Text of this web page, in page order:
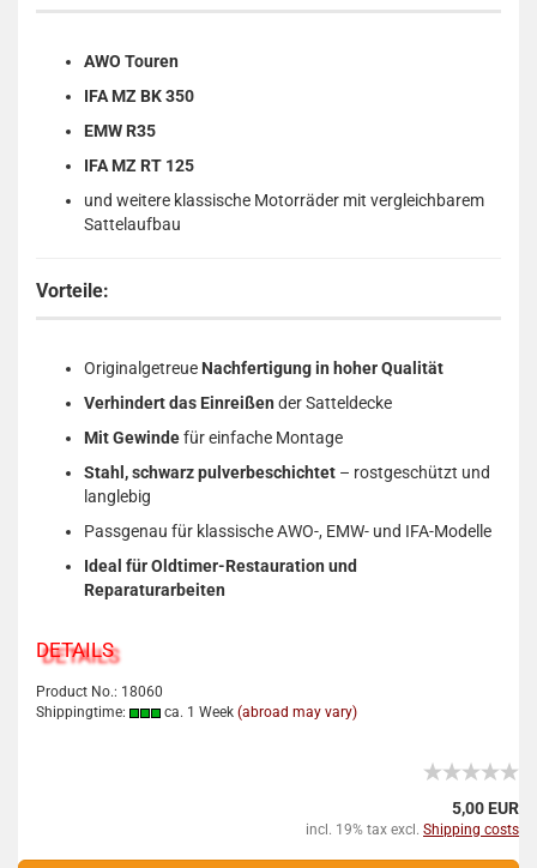
AWO Touren
IFA MZ BK 350
EMW R35
IFA MZ RT 125
und weitere klassische Motorräder mit vergleichbarem
Sattelaufbau
Vorteile:
Originalgetreue Nachfertigung in hoher Qualität
Verhindert das Einreißen der Satteldecke
Mit Gewindefür einfache Montage
Stahl, schwarz pulverbeschichtet – rostgeschützt und
langlebig
Passgenau für klassische AWO-, EMW- und IFA-Modelle
Ideal für Oldtimer-Restauration und
Reparaturarbeiten
DETAILS
Product No.: 18060
Shippingtime:
ca. 1 Week (abroad may vary)
5,00 EUR
incl. 19% tax excl. Shipping costs